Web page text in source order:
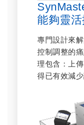
能夠靈活
專門設計來
控制調整的
理包含：上
得已有效減